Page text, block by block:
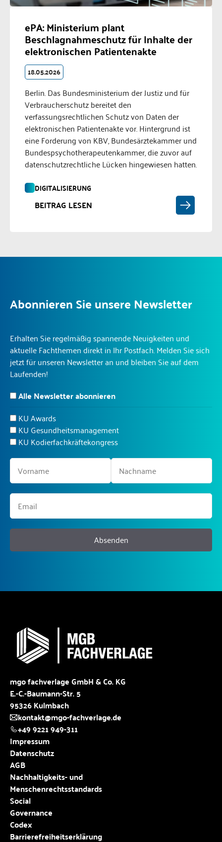
ePA: Ministerium plant
Beschlagnahmeschutz für Inhalte der
elektronischen Patientenakte
18.05.2026
Berlin. Das Bundesministerium der Justiz und für
Verbraucherschutz bereitet den
verfassungsrechtlichen Schutz von Daten der
elektronischen Patientenakte vor. Hintergrund ist
eine Forderung von KBV, Bundesärztekammer und
Bundespsychotherapeutenkammer, die zuvor auf
datenschutzrechtliche Lücken hingewiesen hatten.
DIGITALISIERUNG
BEITRAG LESEN
Abonnieren Sie unsere Newsletter
Erhalten Sie regelmäßig spannende Neuigkeiten und
aktuelle Fachthemen direkt in Ihr Postfach. Melden Sie sich
jetzt für unseren Newsletter an und bleiben Sie auf dem
Laufenden!
Alle Newsletter abonnieren
KU Awards
KU Gesundheitsmanagement
KU Kodierfachkräftekongress
Absenden
mgo fachverlage GmbH & Co. KG
E.-C.-Baumann-Str. 5
95326 Kulmbach
kontakt@mgo-fachverlage.de
+49 9221 949-311
Impressum
Datenschutz
AGB
Nachhaltigkeits- und
Menschenrechtsstandards
Social
Governance
Codex
Barrierefreiheitserklärung